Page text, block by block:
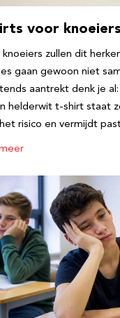
voor knoeiers
knoeiers zullen dit
gaan gewoon niet
aantrekt denk je
helderwit t-shirt staat
risico en vermijdt